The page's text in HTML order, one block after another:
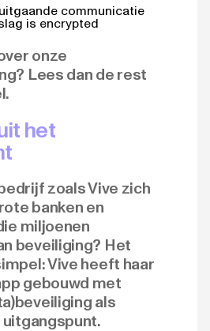
communicatie
is encrypted
onze
Lees dan de rest
het
zoals Vive zich
banken en
miljoenen
beveiliging? Het
Vive heeft haar
gebouwd met
als